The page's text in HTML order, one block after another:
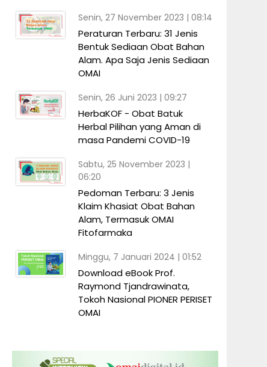
Senin, 27 November 2023 | 08:14
Peraturan Terbaru: 31 Jenis
Bentuk Sediaan Obat Bahan
Alam. Apa Saja Jenis Sediaan
OMAI
Senin, 26 Juni 2023 | 09:27
HerbaKOF - Obat Batuk
Herbal Pilihan yang Aman di
masa Pandemi COVID-19
Sabtu, 25 November 2023 |
06:20
Pedoman Terbaru: 3 Jenis
Klaim Khasiat Obat Bahan
Alam, Termasuk OMAI
Fitofarmaka
Minggu, 7 Januari 2024 | 01:52
Download eBook Prof.
Raymond Tjandrawinata,
Tokoh Nasional PIONER PERISET
OMAI